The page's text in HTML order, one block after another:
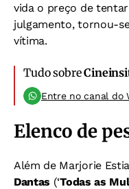
vida o preço de
julgamento, tornou-
vítima.
Tudo sobre
Entre no canal do
Elenco de
Além de Marjorie
Dantas (‘Todas as